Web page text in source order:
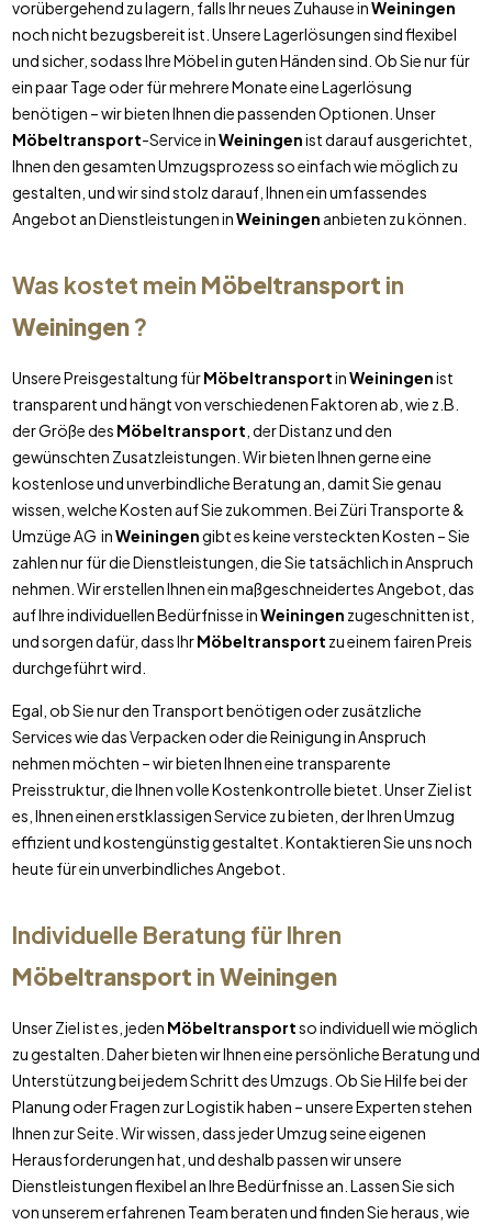
vorübergehend zu lagern, falls Ihr neues Zuhause inWeiningen
noch nicht bezugsbereit ist. Unsere Lagerlösungen sind flexibel
und sicher, sodass Ihre Möbel in guten Händen sind. Ob Sie nur für
ein paar Tage oder für mehrere Monate eine Lagerlösung
benötigen – wir bieten Ihnen die passenden Optionen. Unser
Möbeltransport-Service inWeiningenist darauf ausgerichtet,
Ihnen den gesamten Umzugsprozess so einfach wie möglich zu
gestalten, und wir sind stolz darauf, Ihnen ein umfassendes
Angebot an Dienstleistungen inWeiningen anbieten zu können.
Was kostet mein Möbeltransport in
Weiningen?
Unsere Preisgestaltung fürMöbeltransportinWeiningenist
transparent und hängt von verschiedenen Faktoren ab, wie z.B.
der Größe des Möbeltransport , der Distanz und den
gewünschten Zusatzleistungen. Wir bieten Ihnen gerne eine
kostenlose und unverbindliche Beratung an, damit Sie genau
wissen, welche Kosten auf Sie zukommen. Bei Züri Transporte &
Umzüge AG inWeiningengibt es keine versteckten Kosten – Sie
zahlen nur für die Dienstleistungen, die Sie tatsächlich in Anspruch
nehmen. Wir erstellen Ihnen ein maßgeschneidertes Angebot, das
auf Ihre individuellen Bedürfnisse inWeiningen zugeschnitten ist,
und sorgen dafür, dass IhrMöbeltransport zu einem fairen Preis
durchgeführt wird.
Egal, ob Sie nur den Transport benötigen oder zusätzliche
Services wie das Verpacken oder die Reinigung in Anspruch
nehmen möchten – wir bieten Ihnen eine transparente
Preisstruktur, die Ihnen volle Kostenkontrolle bietet. Unser Ziel ist
es, Ihnen einen erstklassigen Service zu bieten, der Ihren Umzug
effizient und kostengünstig gestaltet. Kontaktieren Sie uns noch
heute für ein unverbindliches Angebot.
Individuelle Beratung für Ihren
Möbeltransport inWeiningen
Unser Ziel ist es, jeden Möbeltransportso individuell wie möglich
zu gestalten. Daher bieten wir Ihnen eine persönliche Beratung und
Unterstützung bei jedem Schritt des Umzugs. Ob Sie Hilfe bei der
Planung oder Fragen zur Logistik haben – unsere Experten stehen
Ihnen zur Seite. Wir wissen, dass jeder Umzug seine eigenen
Herausforderungen hat, und deshalb passen wir unsere
Dienstleistungen flexibel an Ihre Bedürfnisse an. Lassen Sie sich
von unserem erfahrenen Team beraten und finden Sie heraus, wie